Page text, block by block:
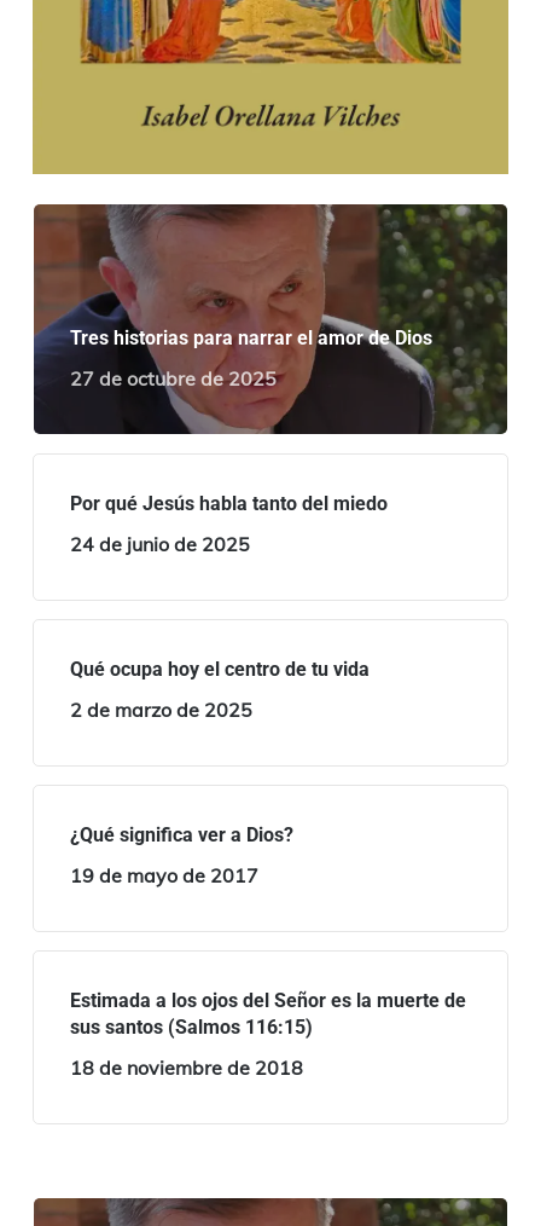
Tres historias para narrar el amor de Dios
27 de octubre de 2025
Por qué Jesús habla tanto del miedo
24 de junio de 2025
Qué ocupa hoy el centro de tu vida
2 de marzo de 2025
¿Qué significa ver a Dios?
19 de mayo de 2017
Estimada a los ojos del Señor es la muerte de
sus santos (Salmos 116:15)
18 de noviembre de 2018